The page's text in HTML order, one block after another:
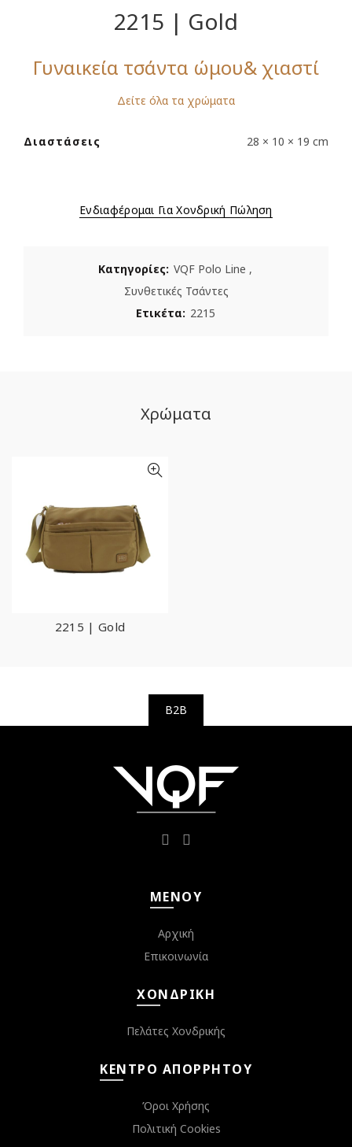
2215 | Gold
Γυναικεία τσάντα ώμου& χιαστί
Δείτε όλα τα χρώματα
Διαστάσεις 28 × 10 × 19 cm
Ενδιαφέρομαι Για Χονδρική Πώληση
Κατηγορίες: VQF Polo Line ,
Συνθετικές Τσάντες
Ετικέτα: 2215
Χρώματα
2215 | Gold
B2B
ΜΕΝΟΎ
Αρχική
Επικοινωνία
ΧΟΝΔΡΙΚΉ
Πελάτες Χονδρικής
ΚΈΝΤΡΟ ΑΠΟΡΡΉΤΟΥ
Όροι Χρήσης
Πολιτική Cookies